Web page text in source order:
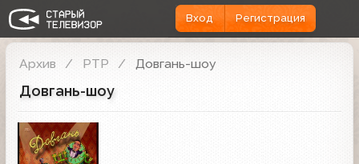
Вход Регистрация
Архив РТР Довгань-шоу
Довгань-шоу